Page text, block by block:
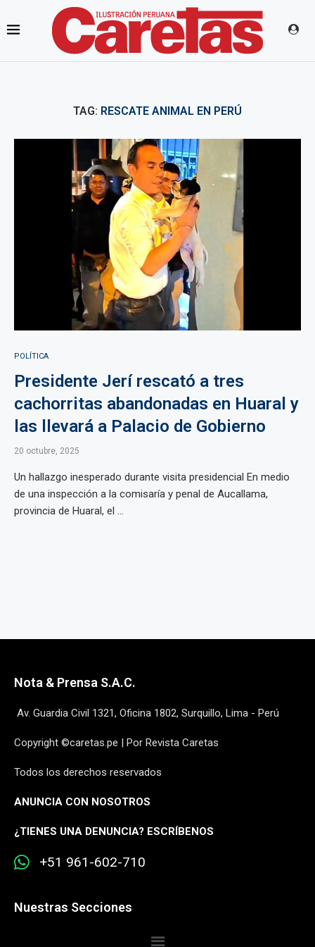
TAG: RESCATE ANIMAL EN PERÚ
POLÍTICA
Presidente Jerí rescató a tres
cachorritas abandonadas en Huaral y
las llevará a Palacio de Gobierno
20 octubre, 2025
Un hallazgo inesperado durante visita presidencial En medio
de una inspección a la comisaría y penal de Aucallama,
provincia de Huaral, el ...
Nota & Prensa S.A.C.
Av. Guardia Civil 1321, Oficina 1802, Surquillo, Lima - Perú
Copyright ©caretas.pe | Por Revista Caretas
Todos los derechos reservados
ANUNCIA CON NOSOTROS
¿TIENES UNA DENUNCIA? ESCRÍBENOS
+51 961-602-710
Nuestras Secciones